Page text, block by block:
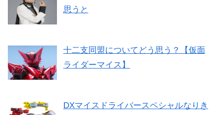
思うと
十二支同盟についてどう思う？【仮面
ライダーマイス】
DXマイスドライバースペシャルなりき